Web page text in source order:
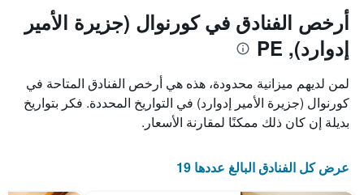
المخطط
1
محور
X
الذي
يعرض
أيام
الأسبوع.
التالي
أرخص الفنادق في كورنوال (جزيرة الأمير
إدوارد), PE
لمن لديهم ميزانية محدودة، هذه هي أرخص الفنادق المتاحة في
كورنوال (جزيرة الأمير إدوارد) في التواريخ المحددة. فكر بتواريخ
بديلة إن كان ذلك ممكنًا لمقارنة الأسعار.
عرض كل الفنادق البالغ عددها 19